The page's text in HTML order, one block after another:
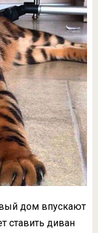
дом впускают
ставить диван